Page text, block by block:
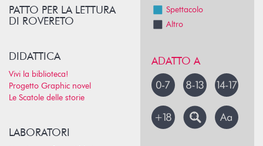
PATTO PER LA LETTURA
DI ROVERETO
DIDATTICA
Vivi la biblioteca!
Progetto Graphic novel
Le Scatole delle storie
LABORATORI
Spettacolo
Altro
ADATTO A